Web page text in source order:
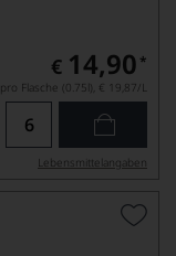
€ 14,90 *
pro Flasche (0.75l), € 19,87/L
Lebensmittel­angaben